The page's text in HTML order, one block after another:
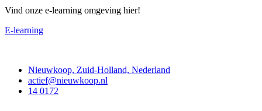
Vind onze e-learning omgeving hier!
E-learning
Nieuwkoop, Zuid-Holland, Nederland
actief@nieuwkoop.nl
14 0172